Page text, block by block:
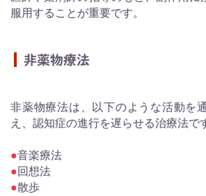
服用することが重要です。
非薬物療法
非薬物療法は、以下のような活動を
え、認知症の進行を遅らせる治療法で
●音楽療法
●回想法
●散歩